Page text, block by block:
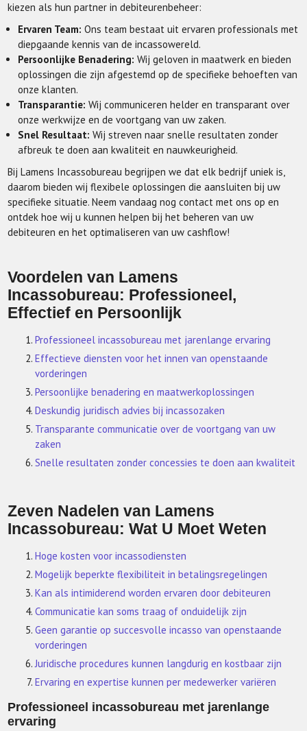
kiezen als hun partner in debiteurenbeheer:
Ervaren Team: Ons team bestaat uit ervaren professionals met
diepgaande kennis van de incassowereld.
Persoonlijke Benadering: Wij geloven in maatwerk en bieden
oplossingen die zijn afgestemd op de specifieke behoeften van
onze klanten.
Transparantie: Wij communiceren helder en transparant over
onze werkwijze en de voortgang van uw zaken.
Snel Resultaat: Wij streven naar snelle resultaten zonder
afbreuk te doen aan kwaliteit en nauwkeurigheid.
Bij Lamens Incassobureau begrijpen we dat elk bedrijf uniek is,
daarom bieden wij flexibele oplossingen die aansluiten bij uw
specifieke situatie. Neem vandaag nog contact met ons op en
ontdek hoe wij u kunnen helpen bij het beheren van uw
debiteuren en het optimaliseren van uw cashflow!
Voordelen van Lamens
Incassobureau: Professioneel,
Effectief en Persoonlijk
Professioneel incassobureau met jarenlange ervaring
Effectieve diensten voor het innen van openstaande
vorderingen
Persoonlijke benadering en maatwerkoplossingen
Deskundig juridisch advies bij incassozaken
Transparante communicatie over de voortgang van uw
zaken
Snelle resultaten zonder concessies te doen aan kwaliteit
Zeven Nadelen van Lamens
Incassobureau: Wat U Moet Weten
Hoge kosten voor incassodiensten
Mogelijk beperkte flexibiliteit in betalingsregelingen
Kan als intimiderend worden ervaren door debiteuren
Communicatie kan soms traag of onduidelijk zijn
Geen garantie op succesvolle incasso van openstaande
vorderingen
Juridische procedures kunnen langdurig en kostbaar zijn
Ervaring en expertise kunnen per medewerker variëren
Professioneel incassobureau met jarenlange
ervaring